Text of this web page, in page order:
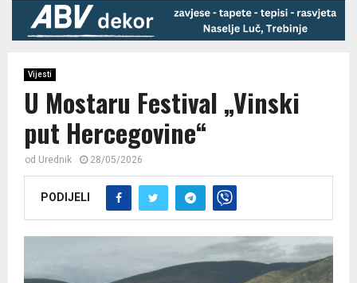
MENU
Vijesti
U Mostaru Festival „Vinski
put Hercegovine“
od Urednik 28/05/2026
PODIJELI